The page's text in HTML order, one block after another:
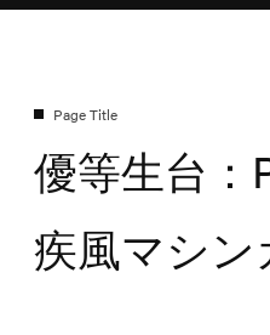
優等生台：
疾風マシン